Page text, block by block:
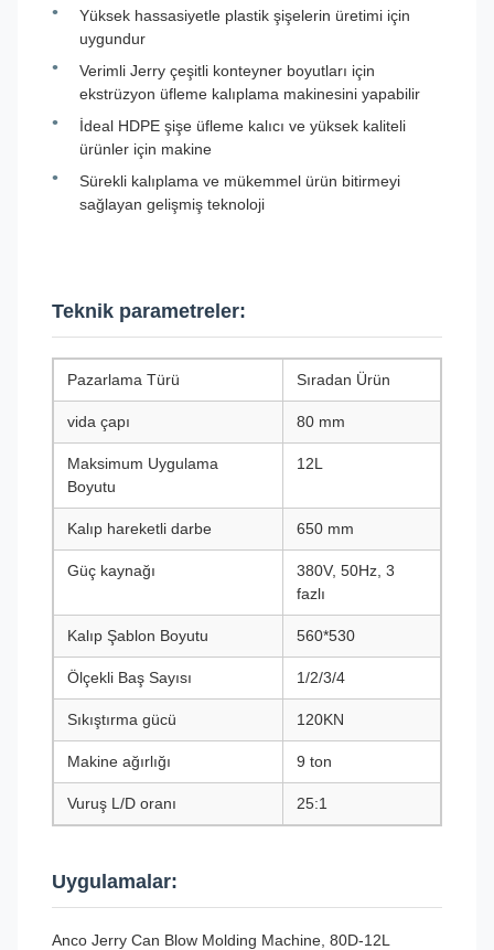
Yüksek hassasiyetle plastik şişelerin üretimi için
uygundur
Verimli Jerry çeşitli konteyner boyutları için
ekstrüzyon üfleme kalıplama makinesini yapabilir
İdeal HDPE şişe üfleme kalıcı ve yüksek kaliteli
ürünler için makine
Sürekli kalıplama ve mükemmel ürün bitirmeyi
sağlayan gelişmiş teknoloji
Teknik parametreler:
Pazarlama Türü Sıradan Ürün
vida çapı 80 mm
Maksimum Uygulama
Boyutu
12L
Kalıp hareketli darbe 650 mm
Güç kaynağı
380V, 50Hz, 3
fazlı
Kalıp Şablon Boyutu 560*530
Ölçekli Baş Sayısı 1/2/3/4
Sıkıştırma gücü 120KN
Makine ağırlığı 9 ton
Vuruş L/D oranı 25:1
Uygulamalar:
Anco Jerry Can Blow Molding Machine, 80D-12L